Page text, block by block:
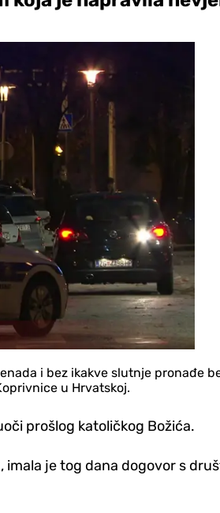
i bez ikakve slutnje pronađe
u Hrvatskoj.
prošlog katoličkog Božića.
je tog dana dogovor s